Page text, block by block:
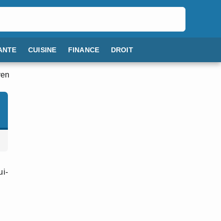
CUISINE FINANCE DROIT